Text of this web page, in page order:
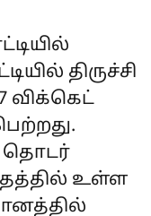
திருச்சி
விக்கெட்
தொடர்
உள்ள